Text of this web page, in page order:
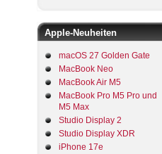
Apple-Neuheiten
macOS 27 Golden Gate
MacBook Neo
MacBook Air M5
MacBook Pro M5 Pro und
M5 Max
Studio Display 2
Studio Display XDR
iPhone 17e